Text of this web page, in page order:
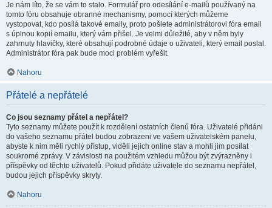
Je nám líto, že se vám to stalo. Formulář pro odesílání e-mailů používaný na
tomto fóru obsahuje obranné mechanismy, pomocí kterých můžeme
vystopovat, kdo posílá takové emaily, proto pošlete administrátorovi fóra email
s úplnou kopií emailu, který vám přišel. Je velmi důležité, aby v něm byly
zahrnuty hlavičky, které obsahují podrobné údaje o uživateli, který email poslal.
Administrátor fóra pak bude moci problém vyřešit.
Nahoru
Přátelé a nepřátelé
Co jsou seznamy přátel a nepřátel?
Tyto seznamy můžete použít k rozdělení ostatních členů fóra. Uživatelé přidáni
do vašeho seznamu přátel budou zobrazeni ve vašem uživatelském panelu,
abyste k nim měli rychlý přístup, viděli jejich online stav a mohli jim posílat
soukromé zprávy. V závislosti na použitém vzhledu můžou být zvýrazněny i
příspěvky od těchto uživatelů. Pokud přidáte uživatele do seznamu nepřátel,
budou jejich příspěvky skryty.
Nahoru